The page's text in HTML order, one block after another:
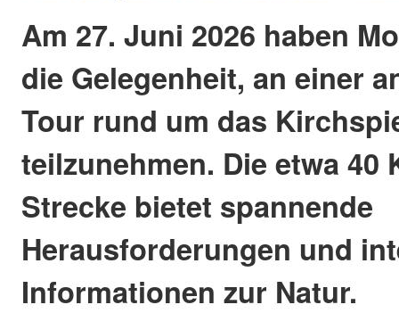
Am 27. Juni 2026 haben
die Gelegenheit, an einer
Tour rund um das
teilzunehmen. Die etwa 40
Strecke bietet spannende
Herausforderungen und
Informationen zur Natur.